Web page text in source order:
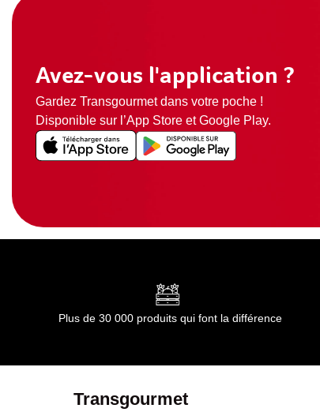
Avez-vous l'application ?
Gardez Transgourmet dans votre poche !
Disponible sur l’App Store et Google Play.
Plus de 30 000 produits qui font la différence
Transgourmet